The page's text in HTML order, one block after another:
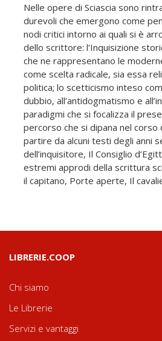
Nelle opere di Sciascia sono
durevoli che emergono come
nodi critici intorno ai quali si è
dello scrittore: l’Inquisizione
che ne rappresentano le
come scelta radicale, sia essa
politica; lo scetticismo inteso
dubbio, all’antidogmatismo e
paradigmi che si focalizza il
percorso che si dipana nel corso
partire da alcuni testi degli anni
dell’inquisitore, Il Consiglio
estremi approdi della scrittura
il capitano, Porte aperte, Il
LIBRERIE.COOP
Chi siamo
Le Librerie
Servizi e vantaggi